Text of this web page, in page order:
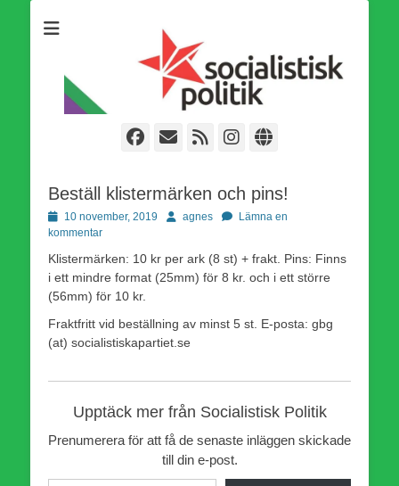
världsomfattande socialistiska Fjärde Internationalen och en viktig
tillgång i kampen för en socialistisk framtid!
Facebook
E-
Webbflöde
Instagram
Webbplats
Beställ klistermärken och pins!
Publicerad
den
10 november, 2019 Författare
agnes
Lämna en
kommentar
Klistermärken: 10 kr per ark (8 st) + frakt. Pins: Finns
i ett mindre format (25mm) för 8 kr. och i ett större
(56mm) för 10 kr.
Fraktfritt vid beställning av minst 5 st. E-posta: gbg
(at) socialistiskapartiet.se
Upptäck mer från Socialistisk Politik
Prenumerera för att få de senaste inläggen skickade
till din e-post.
Skriv din e-post …